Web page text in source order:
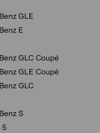
GLE
E
GLC Coupé
GLE Coupé
GLC
S
5